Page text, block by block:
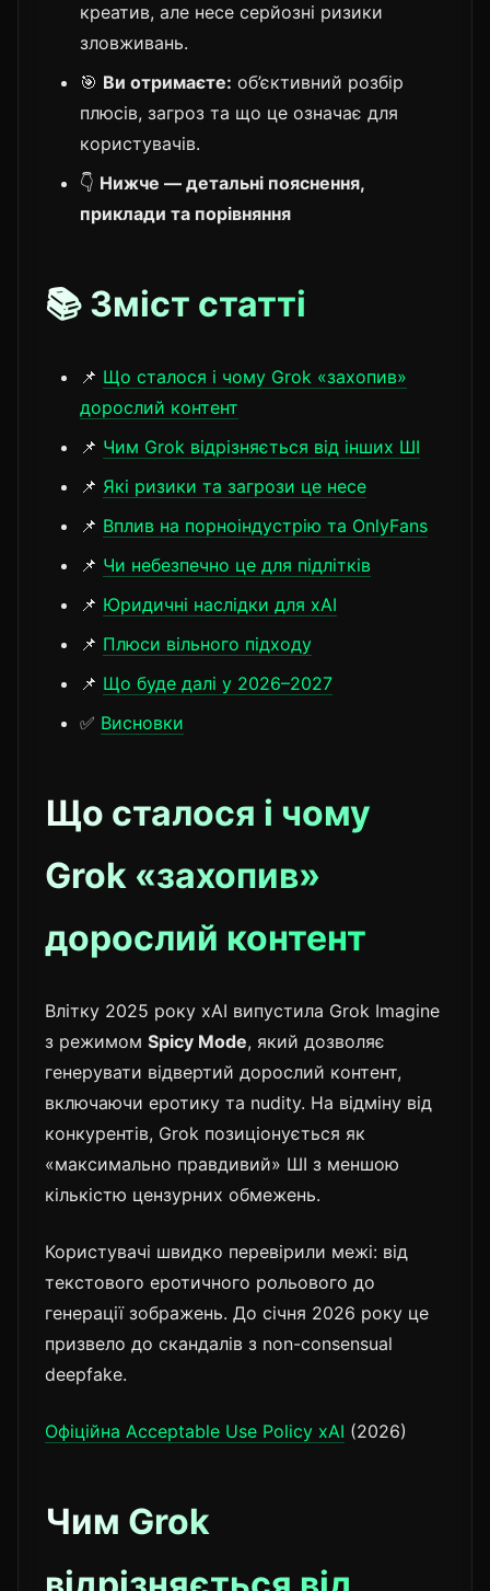
креатив, але несе серйозні ризики
зловживань.
🎯 Ви отримаєте: об’єктивний розбір
плюсів, загроз та що це означає для
користувачів.
👇 Нижче — детальні пояснення,
приклади та порівняння
📚 Зміст статті
📌 Що сталося і чому Grok «захопив»
дорослий контент
📌 Чим Grok відрізняється від інших ШІ
📌 Які ризики та загрози це несе
📌 Вплив на порноіндустрію та OnlyFans
📌 Чи небезпечно це для підлітків
📌 Юридичні наслідки для xAI
📌 Плюси вільного підходу
📌 Що буде далі у 2026–2027
✅ Висновки
Що сталося і чому
Grok «захопив»
дорослий контент
Влітку 2025 року xAI випустила Grok Imagine
з режимом Spicy Mode, який дозволяє
генерувати відвертий дорослий контент,
включаючи еротику та nudity. На відміну від
конкурентів, Grok позиціонується як
«максимально правдивий» ШІ з меншою
кількістю цензурних обмежень.
Користувачі швидко перевірили межі: від
текстового еротичного рольового до
генерації зображень. До січня 2026 року це
призвело до скандалів з non-consensual
deepfake.
Офіційна Acceptable Use Policy xAI (2026)
Чим Grok